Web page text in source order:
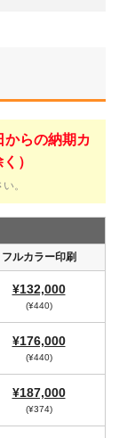
らの納期カ
）
。
フルカラー印刷
¥132,000
(¥440)
¥176,000
(¥440)
¥187,000
(¥374)